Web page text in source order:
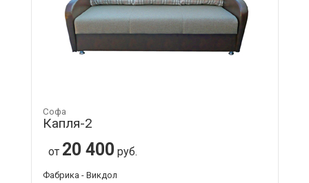
Софа
Капля-2
от 20 400 руб.
Фабрика - Викдол